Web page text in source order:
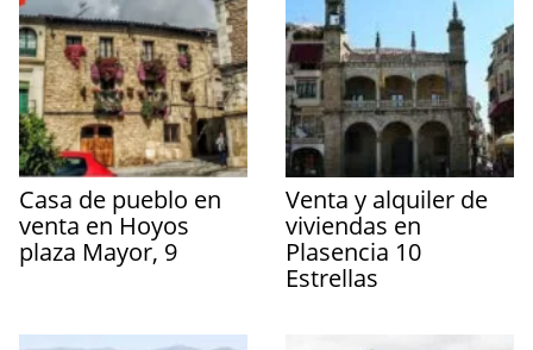
Casa de pueblo en
venta en Hoyos
plaza Mayor, 9
Venta y alquiler de
viviendas en
Plasencia 10
Estrellas